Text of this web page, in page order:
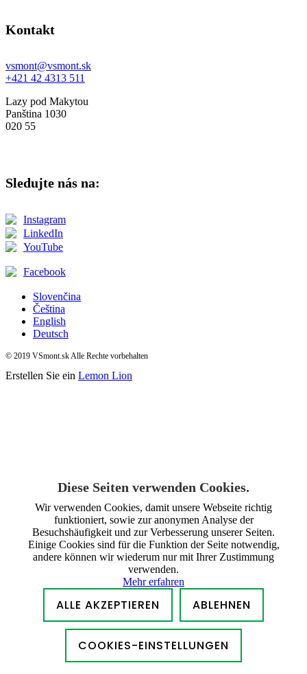
Kontakt
vsmont@vsmont.sk
+421 42 4313 511
Lazy pod Makytou
Panština 1030
020 55
Sledujte nás na:
Instagram
LinkedIn
YouTube
Facebook
Slovenčina
Čeština
English
Deutsch
© 2019 VSmont.sk Alle Rechte vorbehalten
Erstellen Sie ein Lemon Lion
Diese Seiten verwenden Cookies.
Wir verwenden Cookies, damit unsere Webseite richtig
funktioniert, sowie zur anonymen Analyse der
Besuchshäufigkeit und zur Verbesserung unserer Seiten.
Einige Cookies sind für die Funktion der Seite notwendig,
andere können wir wiederum nur mit Ihrer Zustimmung
verwenden.
Mehr erfahren
ALLE AKZEPTIEREN ABLEHNEN
COOKIES-EINSTELLUNGEN